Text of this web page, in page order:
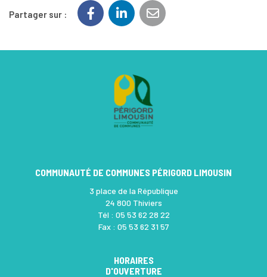
Partager sur :
COMMUNAUTÉ DE COMMUNES PÉRIGORD LIMOUSIN
3 place de la République
24 800 Thiviers
Tél : 05 53 62 28 22
Fax : 05 53 62 31 57
HORAIRES
D'OUVERTURE